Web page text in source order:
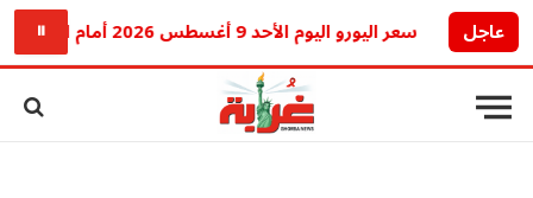
عاجلسعر اليورو اليوم الأحد 9 أغسطس 2026 أمام الجنيه المصري.. تراجع جديد في البنوك ⏸